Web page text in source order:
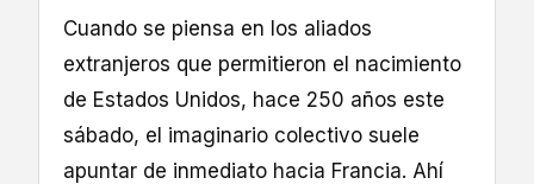
Cuando se piensa en los aliados
extranjeros que permitieron el nacimiento
de Estados Unidos, hace 250 años este
sábado, el imaginario colectivo suele
apuntar de inmediato hacia Francia. Ahí